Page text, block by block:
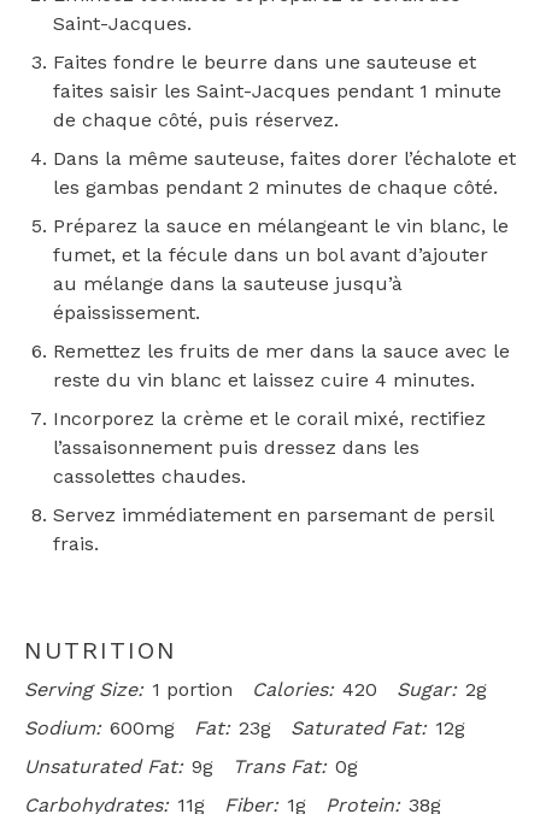
Saint-Jacques.
Faites fondre le beurre dans une sauteuse et
faites saisir les Saint-Jacques pendant 1 minute
de chaque côté, puis réservez.
Dans la même sauteuse, faites dorer l’échalote et
les gambas pendant 2 minutes de chaque côté.
Préparez la sauce en mélangeant le vin blanc, le
fumet, et la fécule dans un bol avant d’ajouter
au mélange dans la sauteuse jusqu’à
épaississement.
Remettez les fruits de mer dans la sauce avec le
reste du vin blanc et laissez cuire 4 minutes.
Incorporez la crème et le corail mixé, rectifiez
l’assaisonnement puis dressez dans les
cassolettes chaudes.
Servez immédiatement en parsemant de persil
frais.
NUTRITION
Serving Size: 1 portion Calories: 420 Sugar: 2g
Sodium: 600mg Fat: 23g Saturated Fat: 12g
Unsaturated Fat: 9g Trans Fat: 0g
Carbohydrates: 11g Fiber: 1g Protein: 38g